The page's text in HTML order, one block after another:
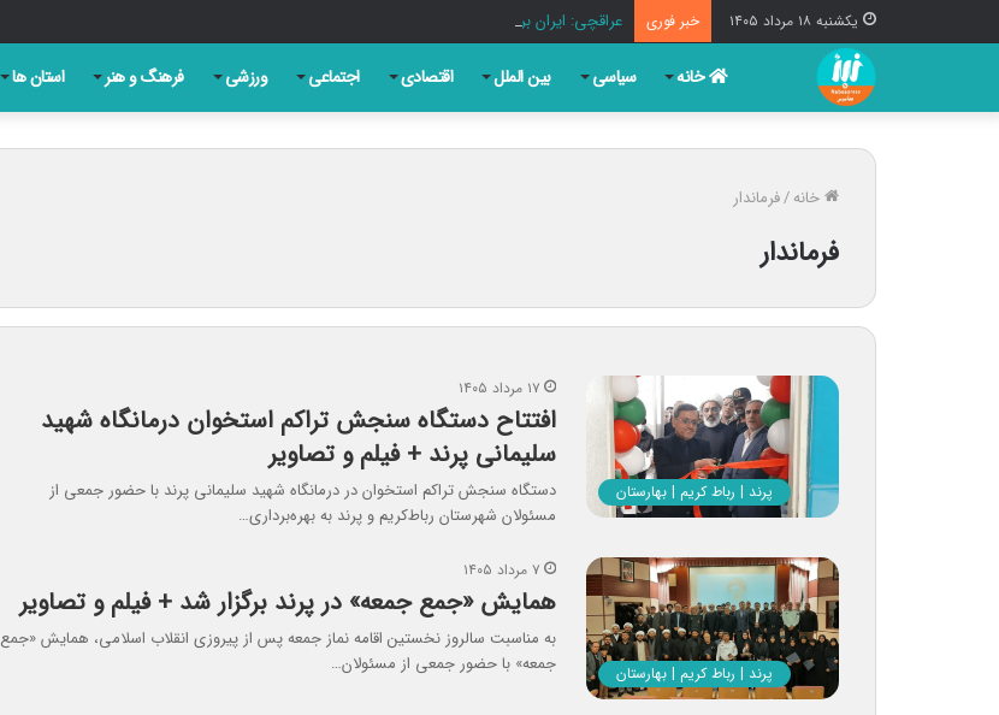
یکشنبه ۱۸ مرداد ۱۴۰۵ خبر فوری عراقچی: ایران بر عهد مقاومت خود پابرجا ایستاده است
خانه سیاسی بین الملل اقتصادی اجتماعی ورزشی فرهنگ و هنر استان ها
خانه/فرماندار
فرماندار
پرند | رباط کریم | بهارستان
۱۷ مرداد ۱۴۰۵
افتتاح دستگاه سنجش تراکم استخوان درمانگاه شهید
سلیمانی پرند + فیلم و تصاویر
دستگاه سنجش تراکم استخوان در درمانگاه شهید سلیمانی پرند با حضور جمعی از
مسئولان شهرستان رباط‌کریم و پرند به بهره‌برداری…
پرند | رباط کریم | بهارستان
۷ مرداد ۱۴۰۵
همایش «جمع جمعه» در پرند برگزار شد + فیلم و تصاویر
به مناسبت سالروز نخستین اقامه نماز جمعه پس از پیروزی انقلاب اسلامی، همایش «جمع
جمعه» با حضور جمعی از مسئولان…